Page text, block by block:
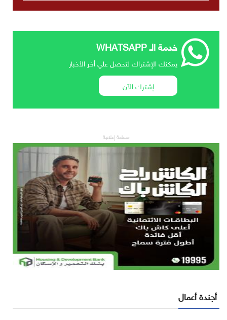
خدمة الـ WHATSAPP
يمكنك الإشتراك لتحصل علي أخر الأخبار
إشترك الآن
مساحة إعلانية
أجندة أعمال